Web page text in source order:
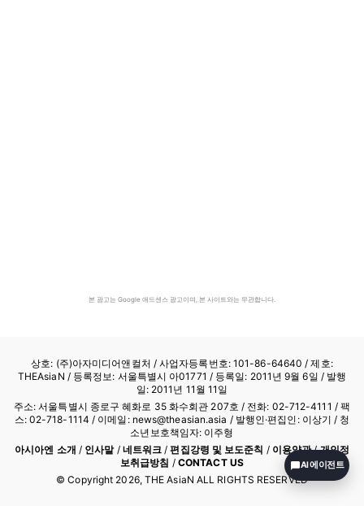
본 광고는 Google 애드센스 광고이며, 본 사이트와는 무관합니다.
상호: (주)아자미디어앤컬처 /사업자등록번호: 101-86-64640 / 제호:
THEAsiaN / 등록정보: 서울특별시 아01771 / 등록일: 2011년 9월 6일 / 발행
일: 2011년 11월 11일
주소: 서울특별시 종로구 혜화로 35 화수회관 207호 / 전화: 02-712-4111 / 팩
스: 02-718-1114 / 이메일: news@theasian.asia / 발행인·편집인: 이상기 / 청
소년보호책임자: 이주형
아시아엔 소개 / 인사말/ 네트워크 /편집강령 및 보도준칙 / 이용약관/개인정
보취급방침 / CONTACT US
© Copyright 2026, THE AsiaN ALL RIGHTS RESERVED
AI 에이전트